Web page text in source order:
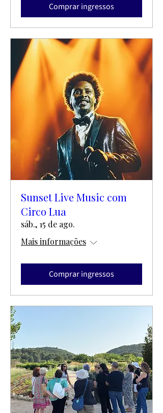
Comprar ingressos
Sunset Live Music com
Circo Lua
sáb., 15 de ago.
Mais informações
Comprar ingressos